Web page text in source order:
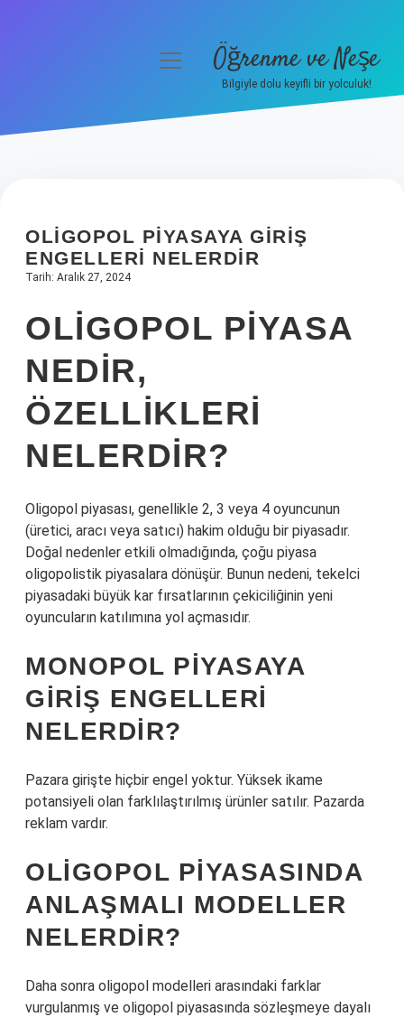
Hakkımızda
menüyüÖğrenme ve Neşe
Bilgiyle dolu keyifli bir yolculuk!
OLIGOPOL PIYASAYA GIRIŞ
ENGELLERI NELERDIR
Tarih: Aralık 27, 2024
OLIGOPOL PIYASA
NEDIR,
ÖZELLIKLERI
NELERDIR?
Oligopol piyasası, genellikle 2, 3 veya 4 oyuncunun
(üretici, aracı veya satıcı) hakim olduğu bir piyasadır.
Doğal nedenler etkili olmadığında, çoğu piyasa
oligopolistik piyasalara dönüşür. Bunun nedeni, tekelci
piyasadaki büyük kar fırsatlarının çekiciliğinin yeni
oyuncuların katılımına yol açmasıdır.
MONOPOL PIYASAYA
GIRIŞ ENGELLERI
NELERDIR?
Pazara girişte hiçbir engel yoktur. Yüksek ikame
potansiyeli olan farklılaştırılmış ürünler satılır. Pazarda
reklam vardır.
OLIGOPOL PIYASASINDA
ANLAŞMALI MODELLER
NELERDIR?
Daha sonra oligopol modelleri arasındaki farklar
vurgulanmış ve oligopol piyasasında sözleşmeye dayalı